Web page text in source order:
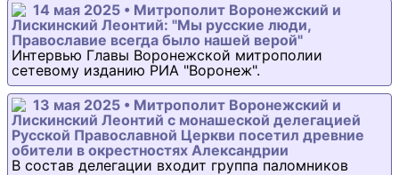
14 мая 2025 • Митрополит Воронежский и
Лискинский Леонтий: "Мы русские люди,
Православие всегда было нашей верой"
Интервью Главы Воронежской митрополии
сетевому изданию РИА "Воронеж".
13 мая 2025 • Митрополит Воронежский и
Лискинский Леонтий с монашеской делегацией
Русской Православной Церкви посетил древние
обители в окрестностях Александрии
В состав делегации входит группа паломников